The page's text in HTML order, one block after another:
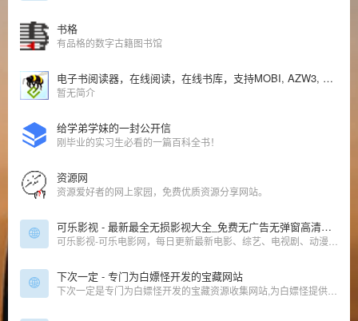
书格
有品格的数字古籍图书馆
电子书阅读器，在线阅读，在线书库，支持MOBI, AZW3, EPUB, TXT, PRC等
暂无简介
给学弟学妹的一封公开信
刚毕业的实习生必看的一篇百科全书！
资源网
资源爱好者的网上家园，免费优质资源分享网站。
可乐影视 - 最新最全无损影视大全_免费无广告无弹窗高清在线观看、下载
下次一定 - 专门为白嫖怪开发的宝藏网站